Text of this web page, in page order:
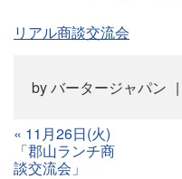
リアル商談交流会
byバータージャパン
« 11月26日(火)
「郡山ランチ商
談交流会」